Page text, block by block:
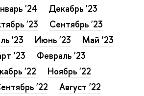
'24
Декабрь '23
'23
Сентябрь '23
'23 Июнь '23
Май '23
'23
Февраль '23
'22
Ноябрь '22
'22
Август '22